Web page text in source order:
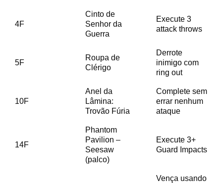
4F
Cinto de
Senhor da
Guerra
Execute 3
attack throws
5F
Roupa de
Clérigo
Derrote
inimigo com
ring out
10F
Anel da
Lâmina:
Trovão Fúria
Complete sem
errar nenhum
ataque
14F
Phantom
Pavilion –
Seesaw
(palco)
Execute 3+
Guard Impacts
Vença usando